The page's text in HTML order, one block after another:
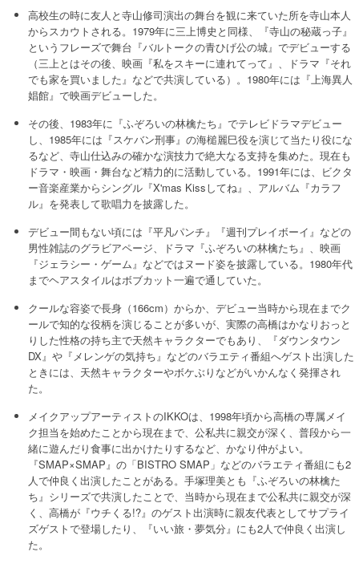
高校生の時に友人と寺山修司演出の舞台を観に来ていた所を寺山本人
からスカウトされる。1979年に三上博史と同様、『寺山の秘蔵っ子』
というフレーズで舞台『バルトークの青ひげ公の城』でデビューする
（三上とはその後、映画『私をスキーに連れてって』、ドラマ『それ
でも家を買いました』などで共演している）。1980年には『上海異人
娼館』で映画デビューした。
その後、1983年に『ふぞろいの林檎たち』でテレビドラマデビュー
し、1985年には『スケバン刑事』の海槌麗巳役を演じて当たり役にな
るなど、寺山仕込みの確かな演技力で絶大なる支持を集めた。現在も
ドラマ・映画・舞台など精力的に活動している。1991年には、ビクタ
ー音楽産業からシングル『X'mas Kissしてね』、アルバム『カラフ
ル』を発表して歌唱力を披露した。
デビュー間もない頃には『平凡パンチ』『週刊プレイボーイ』などの
男性雑誌のグラビアページ、ドラマ『ふぞろいの林檎たち』、映画
『ジェラシー・ゲーム』などではヌード姿を披露している。1980年代
までヘアスタイルはボブカット一遍で通していた。
クールな容姿で長身（166cm）からか、デビュー当時から現在までク
ールで知的な役柄を演じることが多いが、実際の高橋はかなりおっと
りした性格の持ち主で天然キャラクターでもあり、『ダウンタウン
DX』や『メレンゲの気持ち』などのバラエティ番組へゲスト出演した
ときには、天然キャラクターやボケぶりなどがいかんなく発揮され
た。
メイクアップアーティストのIKKOは、1998年頃から高橋の専属メイ
ク担当を始めたことから現在まで、公私共に親交が深く、普段から一
緒に遊んだり食事に出かけたりするなど、かなり仲がよい。
『SMAP×SMAP』の「BISTRO SMAP」などのバラエティ番組にも2
人で仲良く出演したことがある。手塚理美とも『ふぞろいの林檎た
ち』シリーズで共演したことで、当時から現在まで公私共に親交が深
く、高橋が『ウチくる!?』のゲスト出演時に親友代表としてサプライ
ズゲストで登場したり、『いい旅・夢気分』にも2人で仲良く出演し
た。